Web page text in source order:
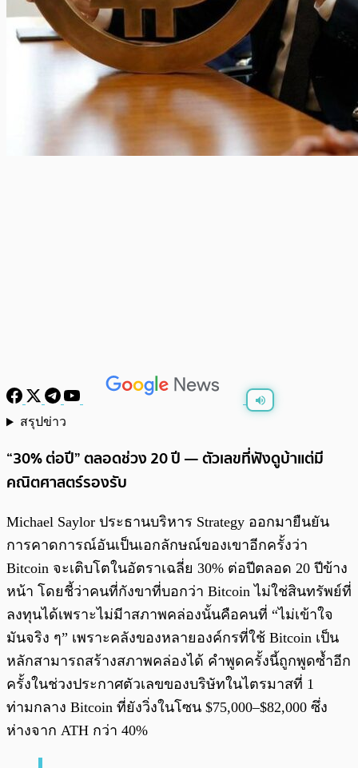
สรุปข่าว
“30% ต่อปี” ตลอดช่วง 20 ปี — ตัวเลขที่ฟังดูบ้าแต่มี
คณิตศาสตร์รองรับ
Michael Saylor ประธานบริหาร Strategy ออกมายืนยัน
การคาดการณ์อันเป็นเอกลักษณ์ของเขาอีกครั้งว่า
Bitcoin จะเติบโตในอัตราเฉลี่ย 30% ต่อปีตลอด 20 ปีข้าง
หน้า โดยชี้ว่าคนที่กังขาที่บอกว่า Bitcoin ไม่ใช่สินทรัพย์ที่
ลงทุนได้เพราะไม่มีาสภาพคล่องนั้นคือคนที่ “ไม่เข้าใจ
มันจริง ๆ” เพราะคลังของหลายองค์กรที่ใช้ Bitcoin เป็น
หลักสามารถสร้างสภาพคล่องได้ คำพูดครั้งนี้ถูกพูดซ้ำอีก
ครั้งในช่วงประกาศตัวเลขของบริษัทในไตรมาสที่ 1
ท่ามกลาง Bitcoin ที่ยังวิ่งในโซน $75,000–$82,000 ซึ่ง
ห่างจาก ATH กว่า 40%